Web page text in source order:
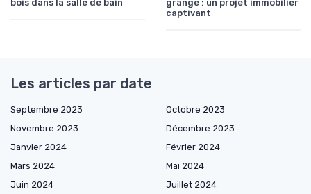
bois dans la salle de bain
grange : un projet immobilier
captivant
Les articles par date
Septembre 2023
Octobre 2023
Novembre 2023
Décembre 2023
Janvier 2024
Février 2024
Mars 2024
Mai 2024
Juin 2024
Juillet 2024